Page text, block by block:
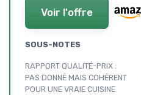
Voir l'offre
SOUS-NOTES
RAPPORT QUALITÉ-PRIX :
PAS DONNÉ MAIS COHÉRENT
POUR UNE VRAIE CUISINE